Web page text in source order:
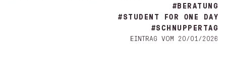
#BERATUNG
#STUDENT FOR ONE DAY
#SCHNUPPERTAG
EINTRAG VOM 20/01/2026